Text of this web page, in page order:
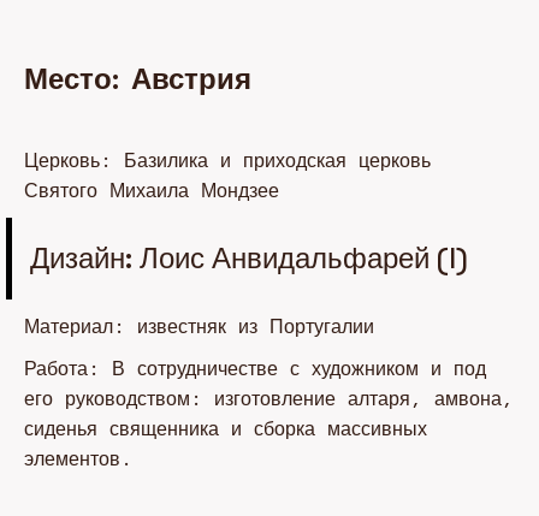
Место: Австрия
Церковь: Базилика и приходская церковь
Святого Михаила Мондзее
Дизайн: Лоис Анвидальфарей (I)
Материал: известняк из Португалии
Работа: В сотрудничестве с художником и под
его руководством: изготовление алтаря, амвона,
сиденья священника и сборка массивных
элементов.